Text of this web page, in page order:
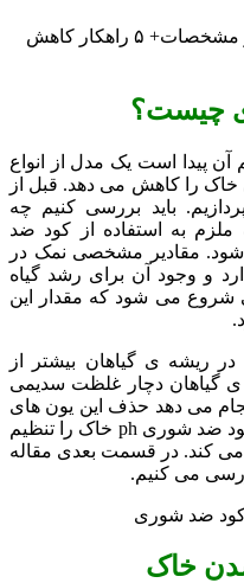
کود ضد شوری (انتی سالت) و مشخصات+ ۵ راهکار کاهش
چیست؟
پیدا است یک مدل از انواع
را کاهش می دهد. قبل از
باید بررسی کنیم چه
ملزم به استفاده از کود ضد
مقادیر مشخصی نمک در
و وجود آن برای رشد گیاه
شروع می شود که مقدار این
ریشه ی گیاهان بیشتر از
گیاهان دچار غلظت سدیمی
می دهد حذف این یون های
اضافی از محیط می باشد. در واقع کود ضد شوری ph خاک را تنظیم
کند. در قسمت بعدی مقاله
می کنیم.
خاک